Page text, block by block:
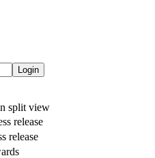
Login
split view
release
release